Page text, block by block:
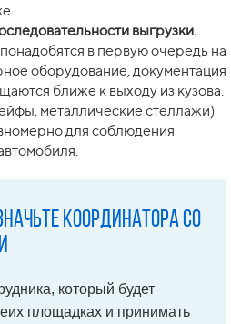
выгрузки.
в первую очередь на
оборудование, документация
ближе к выходу из кузова.
металлические стеллажи)
для соблюдения
координатора со
который будет
площадках и принимать